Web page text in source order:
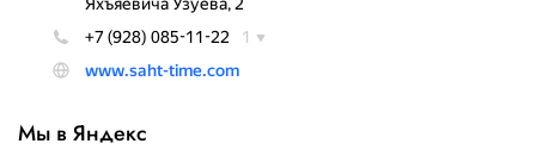
Мы в Яндекс